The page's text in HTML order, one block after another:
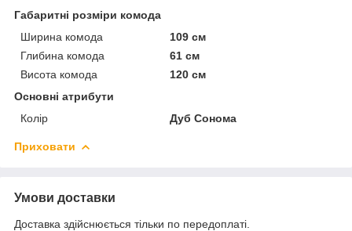
Габаритні розміри комода
Ширина комода
109 см
Глибина комода
61 см
Висота комода
120 см
Основні атрибути
Колір
Дуб Сонома
Приховати
Умови доставки
Доставка здійснюється тільки по передоплаті.